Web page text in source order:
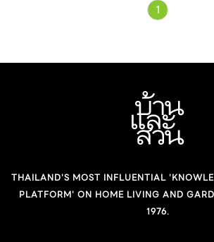
1
THAILAND'S MOST INFLUENTIAL
PLATFORM' ON HOME LIVING AND
1976.